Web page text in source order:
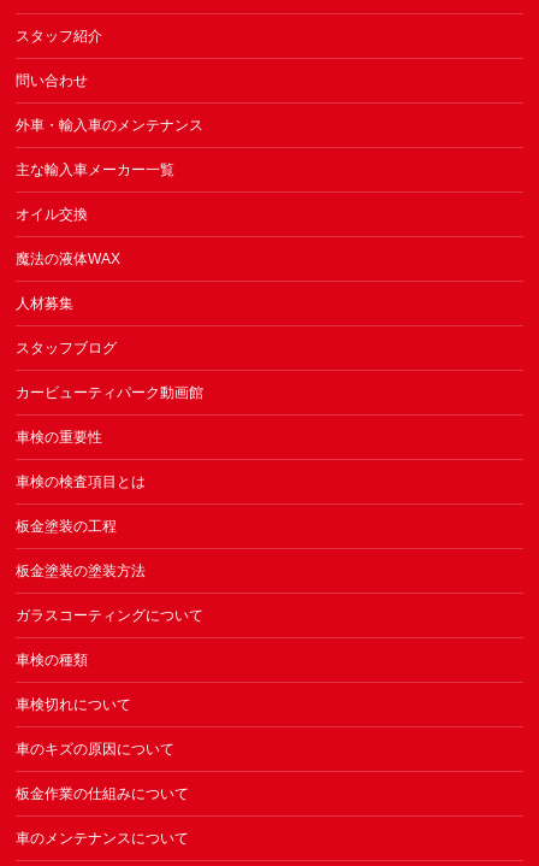
スタッフ紹介
問い合わせ
外車・輸入車のメンテナンス
主な輸入車メーカー一覧
オイル交換
魔法の液体WAX
人材募集
スタッフブログ
カービューティパーク動画館
車検の重要性
車検の検査項目とは
板金塗装の工程
板金塗装の塗装方法
ガラスコーティングについて
車検の種類
車検切れについて
車のキズの原因について
板金作業の仕組みについて
車のメンテナンスについて